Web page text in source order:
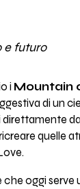
e futuro
i Mountain
di un
direttamente
quelle
che oggi